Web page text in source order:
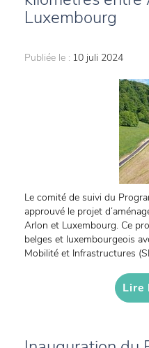
Luxembourg
Publiée le : 10 juli 2024
Le comité de suivi du
approuvé le projet
Arlon et Luxembourg. Ce
belges et luxembourgeois
Mobilité et Infrastructures
Lire